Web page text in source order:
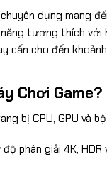
dụng mang
tương thích
cấn cho đến
Chơi Game?
bị CPU, GPU và
phân giải 4K, HDR